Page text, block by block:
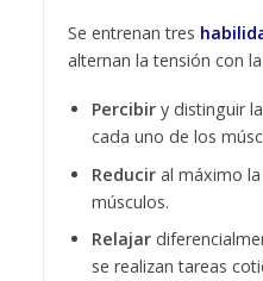
Se entrenan tres
alternan la tensión con
Percibiry distinguir
cada uno de los
Reduciral máximo la
músculos.
Relajar
se realizan tareas